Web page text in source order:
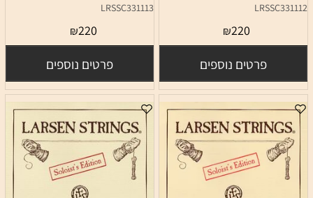
LRSSC331112
₪220
פרטים נוספים
LRSSC331113
₪220
פרטים נוספים